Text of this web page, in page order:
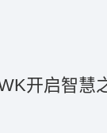
键开启，为您打